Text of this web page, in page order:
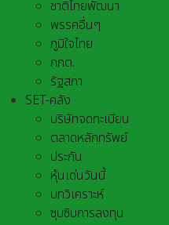
ชาติไทยพัฒนา
พรรคอื่นๆ
ภูมิใจไทย
กกต.
รัฐสภา
SET-คลัง
บริษัทจดทะเบียน
ตลาดหลักทรัพย์
ประกัน
หุ้นเด่นวันนี้
บทวิเคราะห์
ซุบซิบการลงทุน